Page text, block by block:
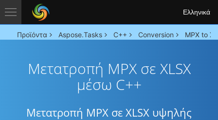
Ελληνικά
Προϊόντα Aspose.Tasks C++ Conversion MPX to
Μετατροπή MPX σε XLSX
μέσω C++
Μετατροπή MPX σε XLSX υψηλής